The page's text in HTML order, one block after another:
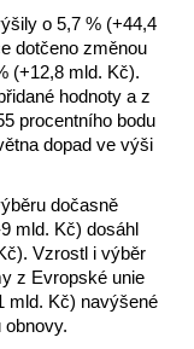
o 5,7 % (+44,4
dotčeno změnou
(+12,8 mld. Kč).
hodnoty a z
procentního bodu
dopad ve výši
dočasně
mld. Kč) dosáhl
Vzrostl i výběr
z Evropské unie
mld. Kč) navýšené
obnovy.